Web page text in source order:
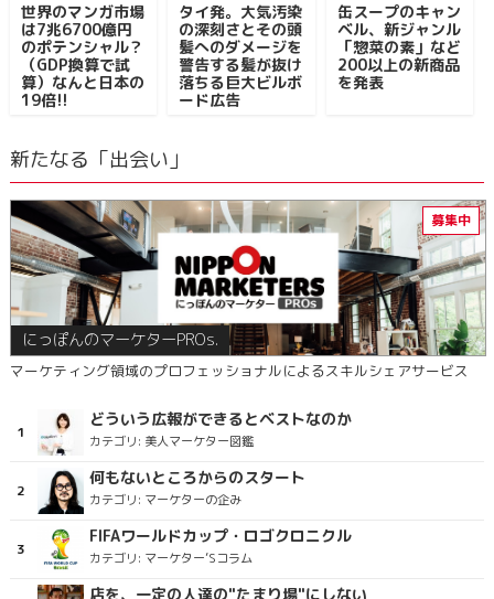
世界のマンガ市場
は7兆6700億円
のポテンシャル？
（GDP換算で試
算）なんと日本の
19倍!!
タイ発。大気汚染
の深刻さとその頭
髪へのダメージを
警告する髪が抜け
落ちる巨大ビルボ
ード広告
缶スープのキャン
ベル、新ジャンル
「惣菜の素」など
200以上の新商品
を発表
新たなる「出会い」
にっぽんのマーケターPROs.
マーケティング領域のプロフェッショナルによるスキルシェアサービス
どういう広報ができるとベストなのか
カテゴリ: 美人マーケター図鑑
何もないところからのスタート
カテゴリ: マーケターの企み
FIFAワールドカップ・ロゴクロニクル
カテゴリ: マーケター’Sコラム
店を、一定の人達の"たまり場"にしない